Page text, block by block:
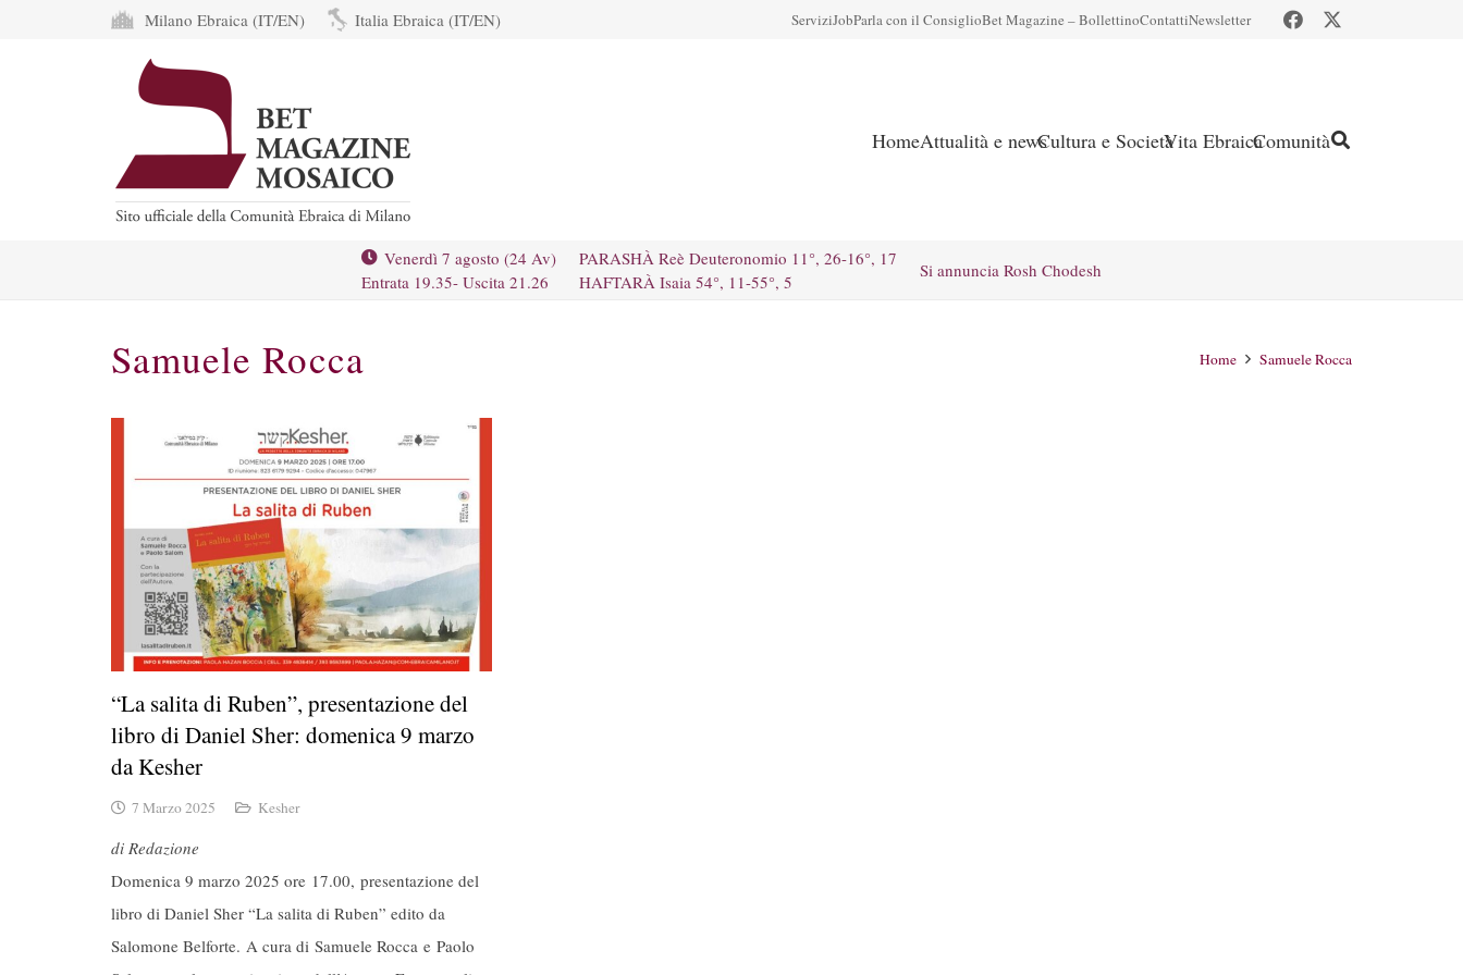
Milano Ebraica (IT/EN) Italia Ebraica (IT/EN) ServiziJobParla con il ConsiglioBet Magazine – BollettinoContattiNewsletter
HomeAttualità e newsCultura e SocietàVita EbraicaComunità
Venerdì 7 agosto (24 Av)
Entrata 19.35- Uscita 21.26
PARASHÀ Reè Deuteronomio 11°, 26-16°, 17
HAFTARÀ Isaia 54°, 11-55°, 5
Si annuncia Rosh Chodesh
Samuele Rocca Home Samuele Rocca
“La salita di Ruben”, presentazione del
libro di Daniel Sher: domenica 9 marzo
da Kesher
7 Marzo 2025 Kesher
di Redazione
Domenica 9 marzo 2025 ore 17.00, presentazione del
libro di Daniel Sher “La salita di Ruben” edito da
Salomone Belforte. A cura di Samuele Rocca e Paolo